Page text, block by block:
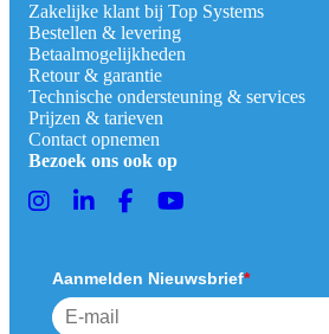
Zakelijke klant bij Top Systems
Bestellen & levering
Betaalmogelijkheden
Retour & garantie
Technische ondersteuning & services
Prijzen & tarieven
Contact opnemen
Bezoek ons ook op
Aanmelden Nieuwsbrief*